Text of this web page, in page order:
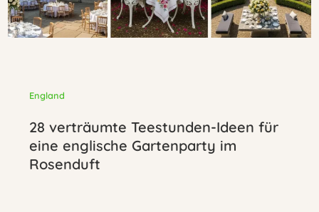
England
28 verträumte Teestunden-Ideen für
eine englische Gartenparty im
Rosenduft